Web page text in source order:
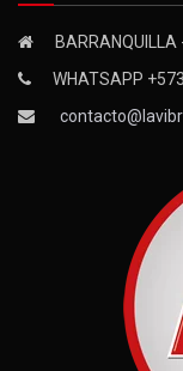
BARRANQUILLA
WHATSAPP